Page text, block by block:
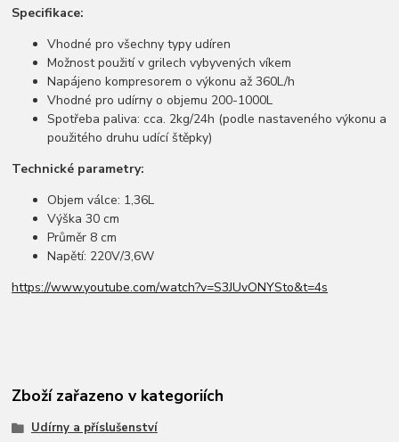
Specifikace:
Vhodné pro všechny typy udíren
Možnost použití v grilech vybyvených víkem
Napájeno kompresorem o výkonu až 360L/h
Vhodné pro udírny o objemu 200-1000L
Spotřeba paliva: cca. 2kg/24h (podle nastaveného výkonu a
použitého druhu udící štěpky)
Technické parametry:
Objem válce: 1,36L
Výška 30 cm
Průměr 8 cm
Napětí: 220V/3,6W
https://www.youtube.com/watch?v=S3JUvONYSto&t=4s
Zboží zařazeno v kategoriích
Udírny a příslušenství